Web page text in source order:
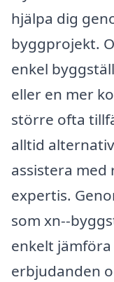
hjälpa dig
byggprojekt.
enkel
eller en mer
större ofta
alltid
assistera
expertis.
som xn--
enkelt
erbjudanden